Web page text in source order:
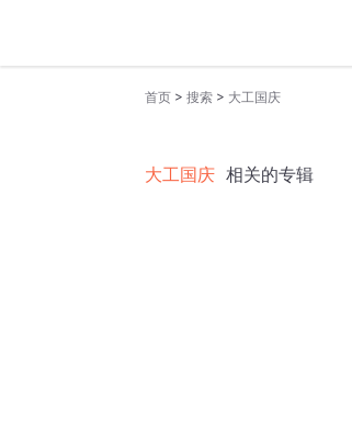
首页 > 搜索 > 大工国庆
大工国庆 相关的专辑